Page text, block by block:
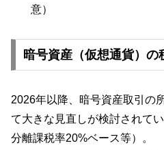
意）
暗号資産（仮想通貨）の
2026年以降、暗号資産取引の
て大きな見直しが検討されて
分離課税率20%ベース等）。